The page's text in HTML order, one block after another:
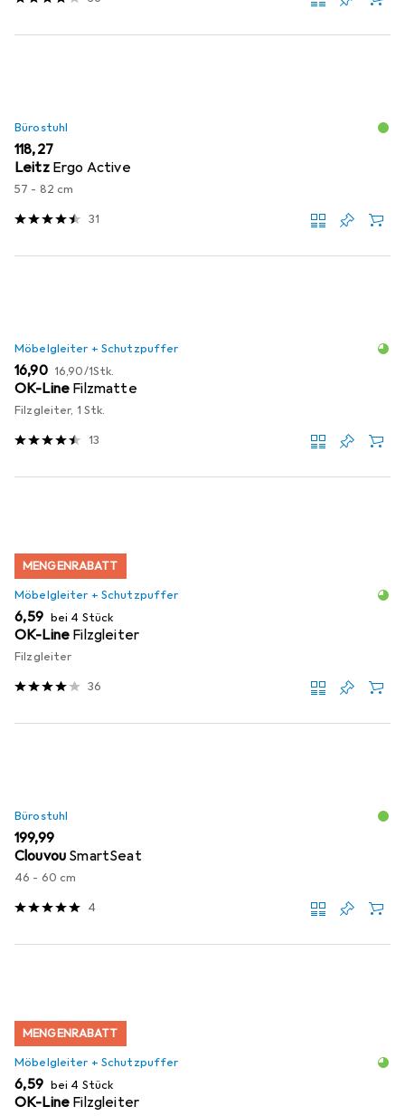
Bürostuhl
EUR
118,27
Leitz Ergo Active
57 - 82 cm
31
Möbelgleiter + Schutzpuffer
EUR
16,90 EUR
16,90/1Stk.
OK-Line Filzmatte
Filzgleiter, 1 Stk.
13
MENGENRABATT
Möbelgleiter + Schutzpuffer
EUR
6,59 bei 4 Stück
OK-Line Filzgleiter
Filzgleiter
36
Bürostuhl
EUR
199,99
Clouvou SmartSeat
46 - 60 cm
4
MENGENRABATT
Möbelgleiter + Schutzpuffer
EUR
6,59 bei 4 Stück
OK-Line Filzgleiter